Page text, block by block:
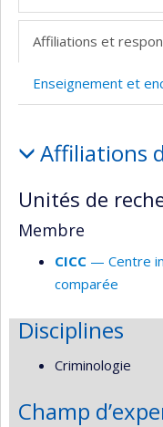
Affiliations et
Enseignement et
etAffiliations
Unités de
Membre
CICC — Centre
comparée
Disciplines
Criminologie
Champ